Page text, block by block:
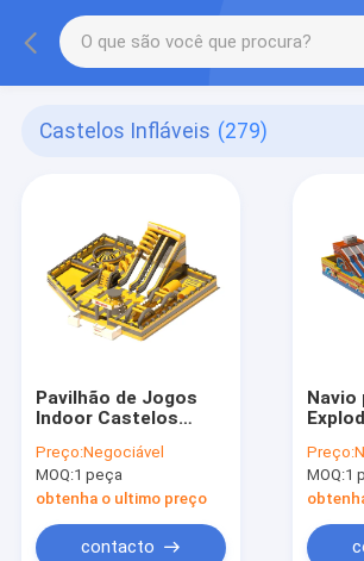
Castelos Infláveis (279)
Pavilhão de Jogos
Indoor Castelos
Cinzento Com Slides
Preço:Negociável
MOQ:1 peça
obtenha o ultimo preço
contacto
Navio
Preço:
MOQ:1